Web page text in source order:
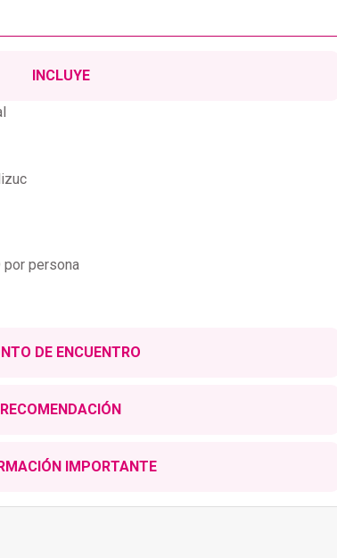
INCLUYE
por persona
DE ENCUENTRO
am / 16:00 pm
y podrían variar.
RECOMENDACIÓN
IMPORTANTE
horas